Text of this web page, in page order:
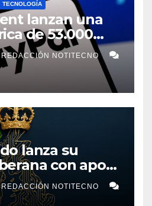
TECNOLOGÍA
lanzan una
de 53.000
para
REDACCIÓN NOTITECNO
lanza su
con apoyo
NOTITECNO